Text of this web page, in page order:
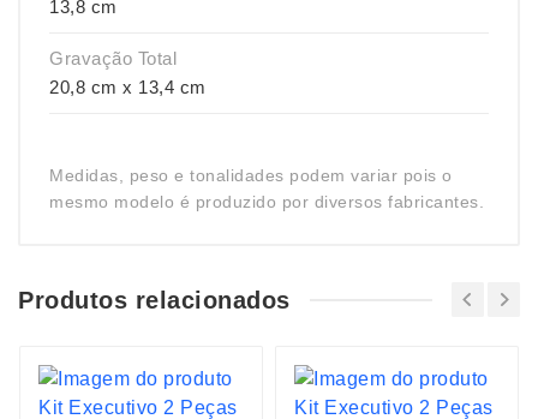
13,8 cm
Gravação Total
20,8 cm x 13,4 cm
Medidas, peso e tonalidades podem variar pois o
mesmo modelo é produzido por diversos fabricantes.
Produtos relacionados